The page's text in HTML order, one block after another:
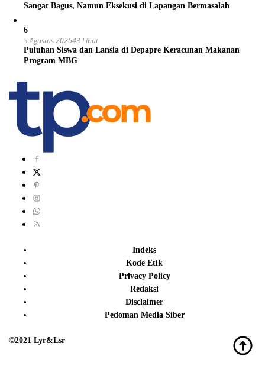
Sangat Bagus, Namun Eksekusi di Lapangan Bermasalah
6
5 Agustus 202643 Lihat
Puluhan Siswa dan Lansia di Depapre Keracunan Makanan
Program MBG
Indeks
Kode Etik
Privacy Policy
Redaksi
Disclaimer
Pedoman Media Siber
©2021 Lyr&Lsr